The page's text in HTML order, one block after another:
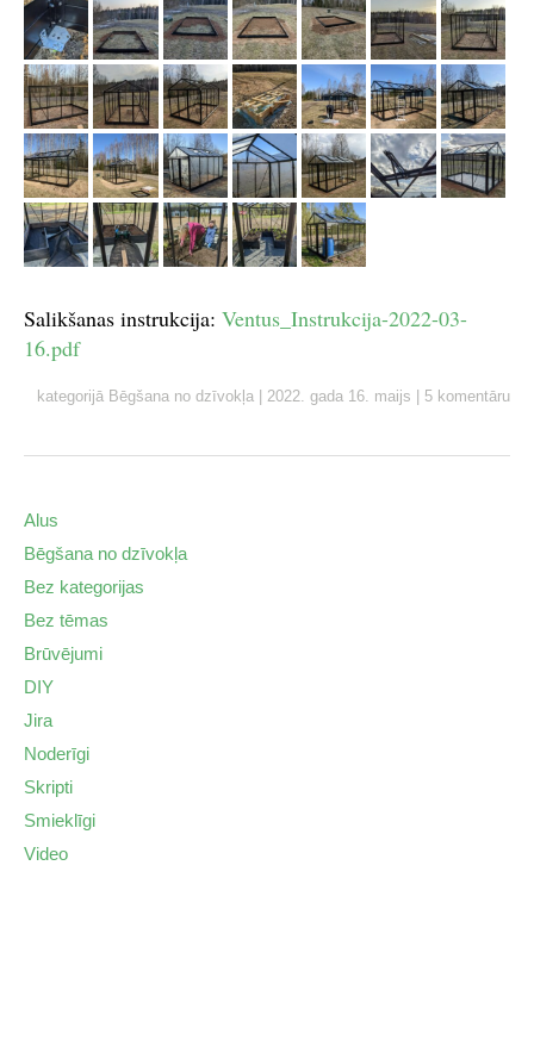
Salikšanas instrukcija: Ventus_Instrukcija-2022-03-
16.pdf
kategorijā Bēgšana no dzīvokļa 2022. gada 16. maijs 5 komentāru
Alus
Bēgšana no dzīvokļa
Bez kategorijas
Bez tēmas
Brūvējumi
DIY
Jira
Noderīgi
Skripti
Smieklīgi
Video